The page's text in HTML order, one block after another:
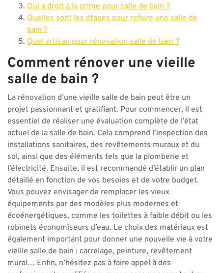
Qui a droit à la prime pour salle de bain ?
Quelles sont les étapes pour refaire une salle de
bain ?
Quel artisan pour rénovation salle de bain ?
Comment rénover une vieille
salle de bain ?
La rénovation d’une vieille salle de bain peut être un
projet passionnant et gratifiant. Pour commencer, il est
essentiel de réaliser une évaluation complète de l’état
actuel de la salle de bain. Cela comprend l’inspection des
installations sanitaires, des revêtements muraux et du
sol, ainsi que des éléments tels que la plomberie et
l’électricité. Ensuite, il est recommandé d’établir un plan
détaillé en fonction de vos besoins et de votre budget.
Vous pouvez envisager de remplacer les vieux
équipements par des modèles plus modernes et
écoénergétiques, comme les toilettes à faible débit ou les
robinets économiseurs d’eau. Le choix des matériaux est
également important pour donner une nouvelle vie à votre
vieille salle de bain : carrelage, peinture, revêtement
mural… Enfin, n’hésitez pas à faire appel à des